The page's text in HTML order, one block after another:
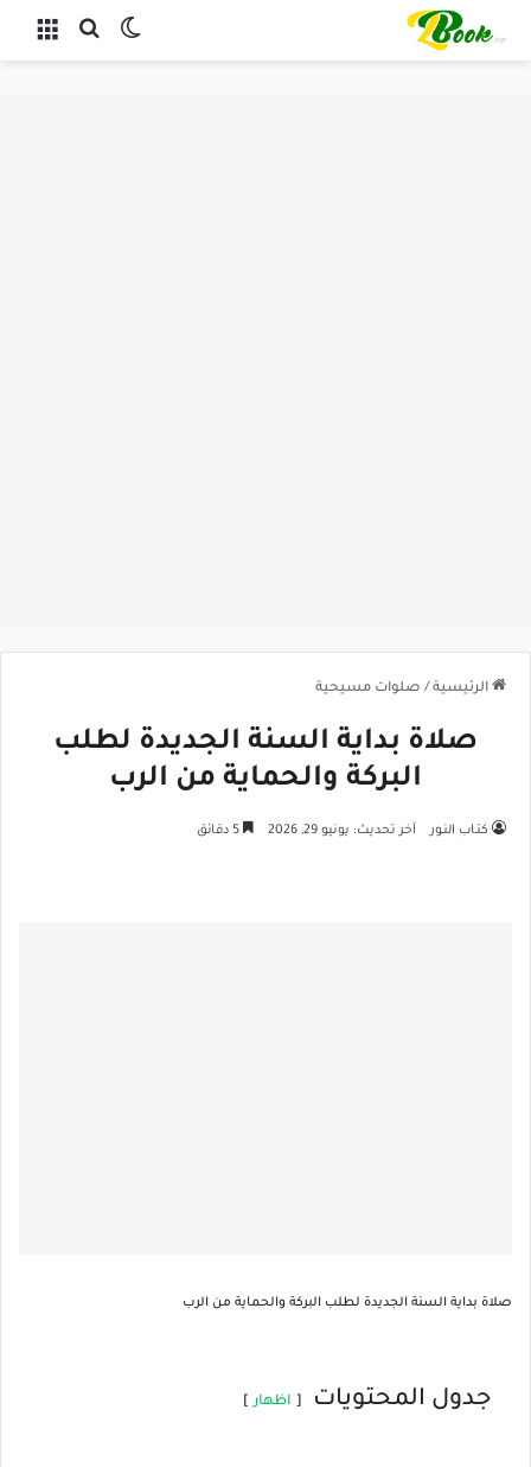
القائمة بحث عن
الرئيسية / صلوات مسيحية
صلاة بداية السنة الجديدة لطلب
البركة والحماية من الرب
كتـاب النـور آخر تحديث: يونيو 29, 2026
صلاة بداية السنة الجديدة لطلب البركة والحماية من الرب
جدول المحتويات اظهار